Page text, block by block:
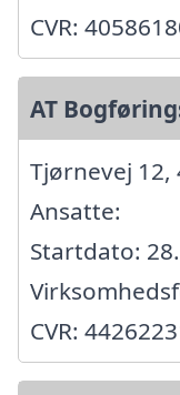
CVR:
AT
Tjørnevej 12,
Ansatte:
Startdato:
CVR: